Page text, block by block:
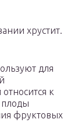
хрустит.
для
к
плоды
фруктовых